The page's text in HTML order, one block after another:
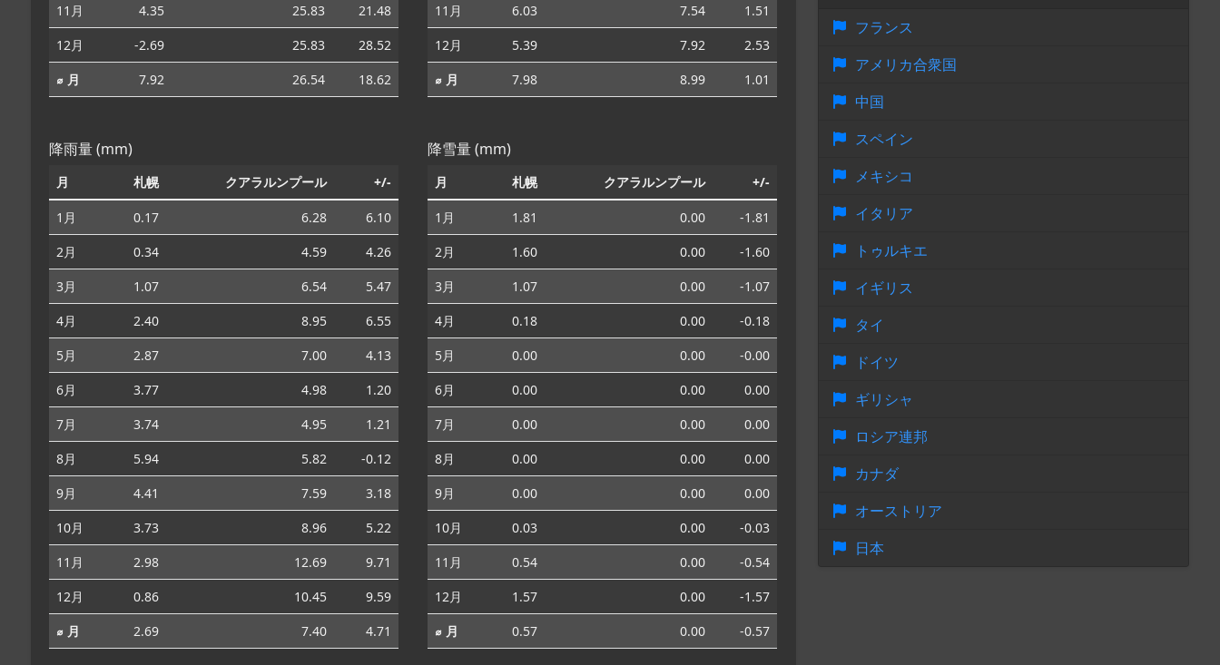
11月
4.35 25.83
21.48
12月
-2.69 25.83
28.52
⌀ 月
7.92 26.54 18.62
11月
6.03 7.54
1.51
12月
5.39 7.92
2.53
⌀ 月
7.98 8.99 1.01
降雨量 (mm)
月 札幌 クアラルンプール +/-
1月 0.17 6.28
6.10
2月
0.34 4.59
4.26
3月
1.07 6.54
5.47
4月
2.40 8.95
6.55
5月
2.87 7.00
4.13
6月
3.77 4.98
1.20
7月
3.74 4.95
1.21
8月
5.94 5.82
-0.12
9月
4.41 7.59
3.18
10月
3.73 8.96
5.22
11月
2.98 12.69
9.71
12月
0.86 10.45
9.59
⌀ 月
2.69 7.40 4.71
降雪量 (mm)
月 札幌 クアラルンプール +/-
1月 1.81 0.00
-1.81
2月
1.60 0.00
-1.60
3月
1.07 0.00
-1.07
4月
0.18 0.00
-0.18
5月
0.00 0.00
-0.00
6月
0.00 0.00
0.00
7月
0.00 0.00
0.00
8月
0.00 0.00
0.00
9月
0.00 0.00
0.00
10月
0.03 0.00
-0.03
11月
0.54 0.00
-0.54
12月
1.57 0.00
-1.57
⌀ 月
0.57 0.00 -0.57
フランス
アメリカ合衆国
中国
スペイン
メキシコ
イタリア
トゥルキエ
イギリス
タイ
ドイツ
ギリシャ
ロシア連邦
カナダ
オーストリア
日本